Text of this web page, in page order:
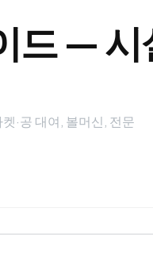
드 — 시
·공 대여, 볼머신, 전문